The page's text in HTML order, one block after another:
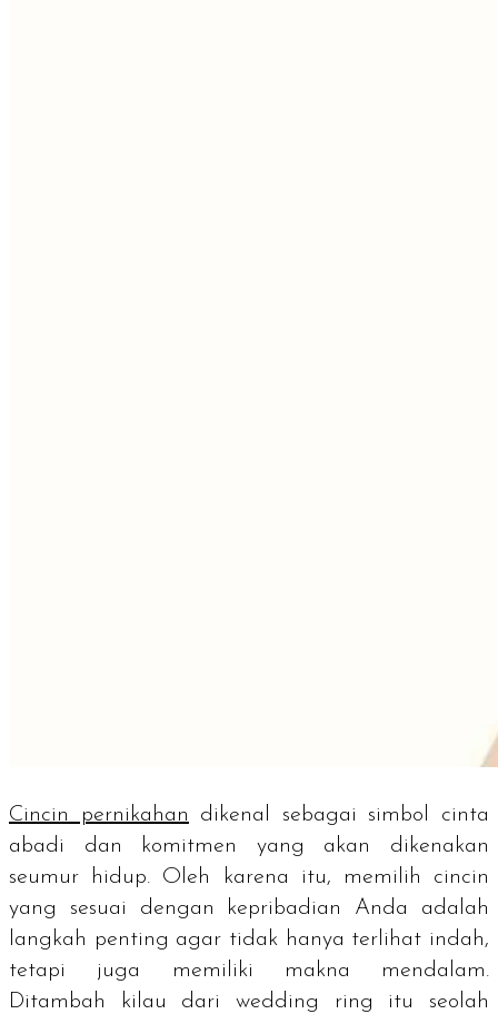
Cincin pernikahan
dikenal sebagai simbol cinta
abadi dan komitmen yang akan dikenakan
seumur hidup. Oleh karena itu, memilih cincin
yang sesuai dengan kepribadian Anda adalah
langkah penting agar tidak hanya terlihat indah,
tetapi juga memiliki makna mendalam.
Ditambah kilau dari wedding ring itu seolah